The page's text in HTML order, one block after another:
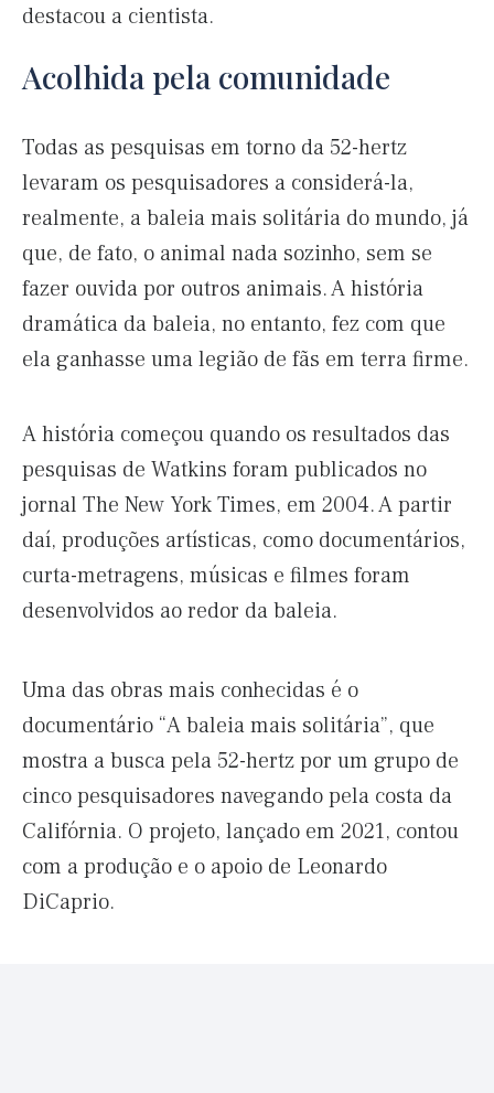
destacou a cientista.
Acolhida pela comunidade
Todas as pesquisas em torno da 52-hertz
levaram os pesquisadores a considerá-la,
realmente, a baleia mais solitária do mundo, já
que, de fato, o animal nada sozinho, sem se
fazer ouvida por outros animais. A história
dramática da baleia, no entanto, fez com que
ela ganhasse uma legião de fãs em terra firme.
A história começou quando os resultados das
pesquisas de Watkins foram publicados no
jornal The New York Times, em 2004. A partir
daí, produções artísticas, como documentários,
curta-metragens, músicas e filmes foram
desenvolvidos ao redor da baleia.
Uma das obras mais conhecidas é o
documentário “A baleia mais solitária”, que
mostra a busca pela 52-hertz por um grupo de
cinco pesquisadores navegando pela costa da
Califórnia. O projeto, lançado em 2021, contou
com a produção e o apoio de Leonardo
DiCaprio.